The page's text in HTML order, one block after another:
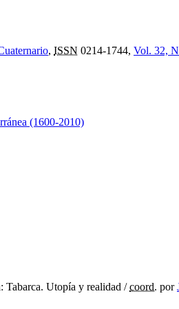
, ISSN 0214-1744, Vol. 32,
(1600-2010)
Tabarca. Utopía y realidad /coord. por